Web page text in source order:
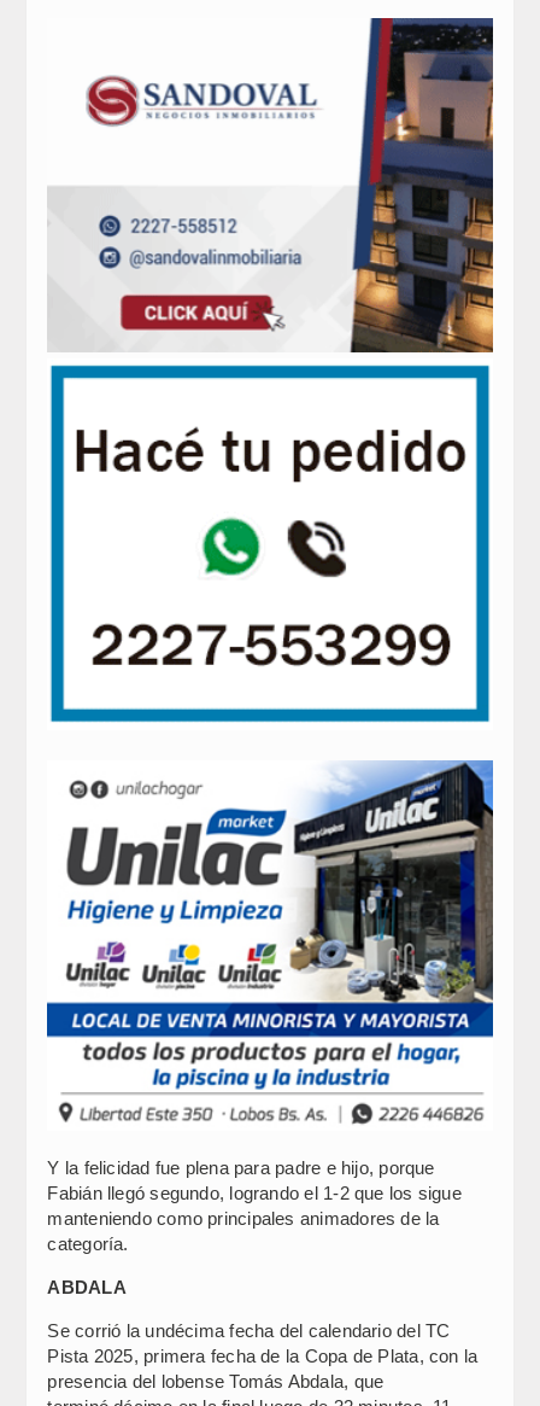
Y la felicidad fue plena para padre e hijo, porque
Fabián llegó segundo, logrando el 1-2 que los sigue
manteniendo como principales animadores de la
categoría.
ABDALA
Se corrió la undécima fecha del calendario del TC
Pista 2025, primera fecha de la Copa de Plata, con la
presencia del lobense Tomás Abdala, que